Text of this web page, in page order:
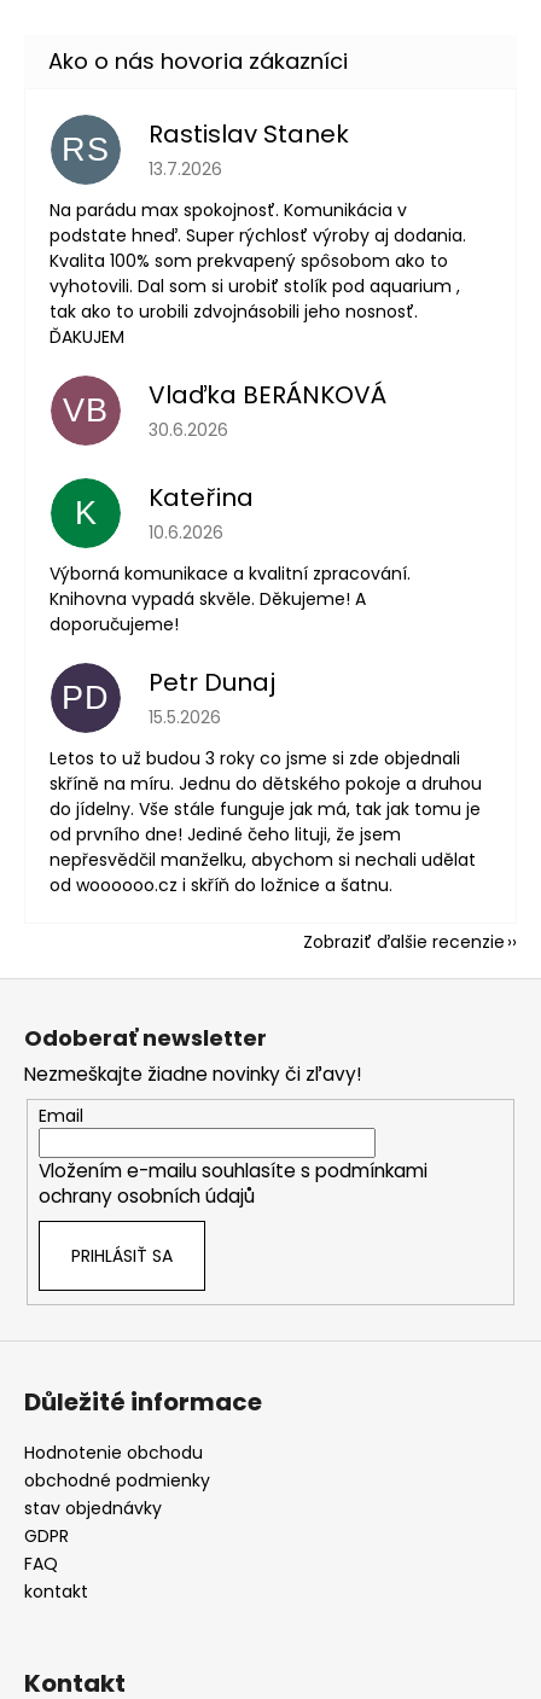
RS Rastislav Stanek
Hodnotenie obchodu je 5 z 5 hviezdičiek.
13.7.2026
Na parádu max spokojnosť. Komunikácia v
podstate hneď. Super rýchlosť výroby aj dodania.
Kvalita 100% som prekvapený spôsobom ako to
vyhotovili. Dal som si urobiť stolík pod aquarium ,
tak ako to urobili zdvojnásobili jeho nosnosť.
ĎAKUJEM
VB Vlaďka BERÁNKOVÁ
Hodnotenie obchodu je 5 z 5 hviezdičiek.
30.6.2026
K Kateřina
Hodnotenie obchodu je 5 z 5 hviezdičiek.
10.6.2026
Výborná komunikace a kvalitní zpracování.
Knihovna vypadá skvěle. Děkujeme! A
doporučujeme!
PD Petr Dunaj
Hodnotenie obchodu je 5 z 5 hviezdičiek.
15.5.2026
Letos to už budou 3 roky co jsme si zde objednali
skříně na míru. Jednu do dětského pokoje a druhou
do jídelny. Vše stále funguje jak má, tak jak tomu je
od prvního dne! Jediné čeho lituji, že jsem
nepřesvědčil manželku, abychom si nechali udělat
od woooooo.cz i skříň do ložnice a šatnu.
Zobraziť ďalšie recenzie
Z
Odoberať newsletter
Nezmeškajte žiadne novinky či zľavy!
Email
Vložením e-mailu souhlasíte s podmínkami
ochrany osobních údajů
PRIHLÁSIŤ SA
Důležité informace
Hodnotenie obchodu
obchodné podmienky
stav objednávky
GDPR
FAQ
kontakt
Kontakt